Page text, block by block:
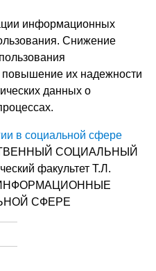
информационных
Снижение
их надежности
данных о
в социальной сфере
СОЦИАЛЬНЫЙ
факультет Т.Л.
ИНФОРМАЦИОННЫЕ
СФЕРЕ